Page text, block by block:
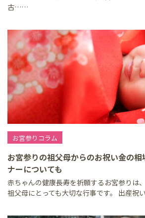
古……
お宮参りコラム
お宮参りの祖父母からのお祝い金の
ナーについても
赤ちゃんの健康長寿を祈願するお宮参りは
祖父母にとっても大切な行事です。 出産